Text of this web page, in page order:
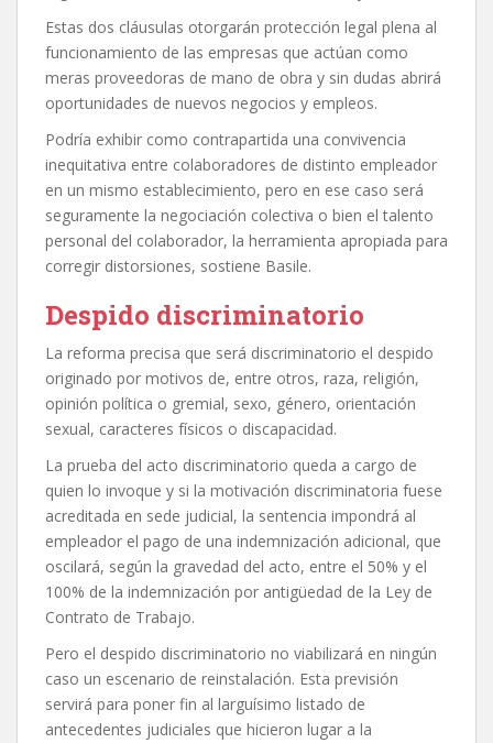
Estas dos cláusulas otorgarán protección legal plena al
funcionamiento de las empresas que actúan como
meras proveedoras de mano de obra y sin dudas abrirá
oportunidades de nuevos negocios y empleos.
Podría exhibir como contrapartida una convivencia
inequitativa entre colaboradores de distinto empleador
en un mismo establecimiento, pero en ese caso será
seguramente la negociación colectiva o bien el talento
personal del colaborador, la herramienta apropiada para
corregir distorsiones, sostiene Basile.
Despido discriminatorio
La reforma precisa que será discriminatorio el despido
originado por motivos de, entre otros, raza, religión,
opinión política o gremial, sexo, género, orientación
sexual, caracteres físicos o discapacidad.
La prueba del acto discriminatorio queda a cargo de
quien lo invoque y si la motivación discriminatoria fuese
acreditada en sede judicial, la sentencia impondrá al
empleador el pago de una indemnización adicional, que
oscilará, según la gravedad del acto, entre el 50% y el
100% de la indemnización por antigüedad de la Ley de
Contrato de Trabajo.
Pero el despido discriminatorio no viabilizará en ningún
caso un escenario de reinstalación. Esta previsión
servirá para poner fin al larguísimo listado de
antecedentes judiciales que hicieron lugar a la